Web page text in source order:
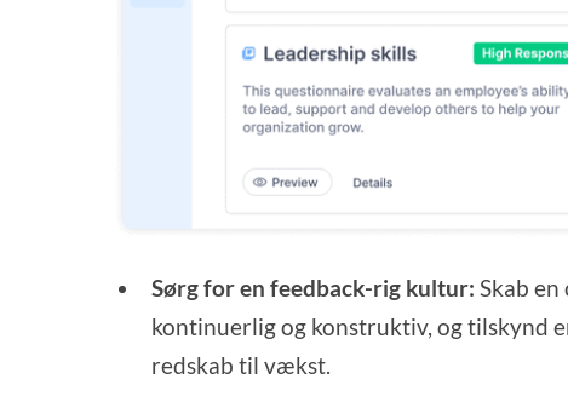
Sørg for en feedback-rig kultur: Skab
kontinuerlig og konstruktiv, og tilskynd
redskab til vækst.